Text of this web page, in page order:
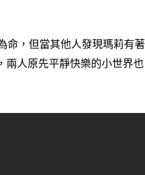
命，但當其他人發現瑪莉有著
兩人原先平靜快樂的小世界也